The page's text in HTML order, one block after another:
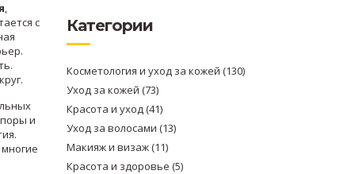
,
с
и
Категории
Косметология и уход за кожей (130)
Уход за кожей (73)
Красота и уход(41)
Уход за волосами (13)
Макияж и визаж(11)
Красота и здоровье (5)